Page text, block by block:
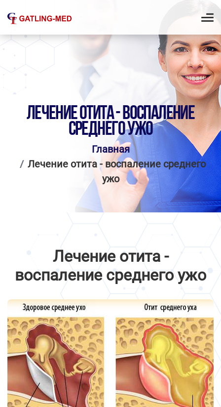
ЛЕЧЕНИЕ ОТИТА - ВОСПАЛЕНИЕ
СРЕДНЕГО УЖО
Главная
Лечение отита - воспаление среднего
ужо
Лечение отита -
воспаление среднего ужо